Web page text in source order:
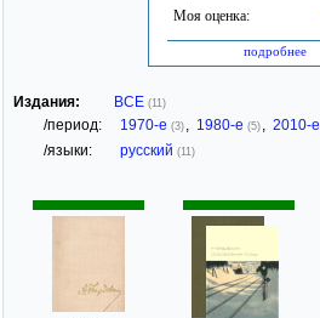
Моя оценка:
подробнее
Издания: ВСЕ (11)
/период: 1970-е (3) 1980-е (5) 2010-е
/языки: русский (11)